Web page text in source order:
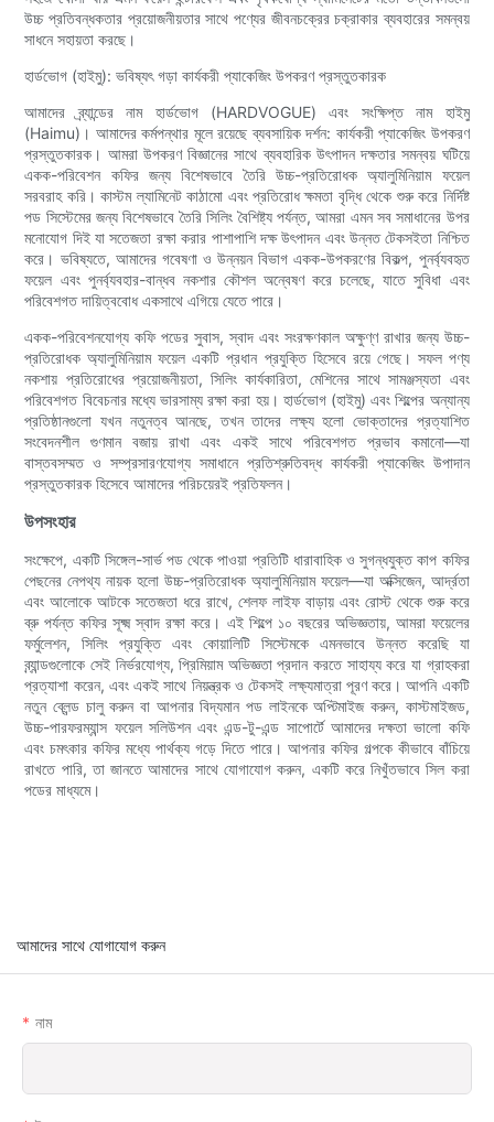
উচ্চ প্রতিবন্ধকতার প্রয়োজনীয়তার সাথে পণ্যের জীবনচক্রের চক্রাকার ব্যবহারের সমন্বয়
সাধনে সহায়তা করছে।
হার্ডভোগ (হাইমু): ভবিষ্যৎ গড়া কার্যকরী প্যাকেজিং উপকরণ প্রস্তুতকারক
আমাদের ব্র্যান্ডের নাম হার্ডভোগ (HARDVOGUE) এবং সংক্ষিপ্ত নাম হাইমু
(Haimu)। আমাদের কর্মপন্থার মূলে রয়েছে ব্যবসায়িক দর্শন: কার্যকরী প্যাকেজিং উপকরণ
প্রস্তুতকারক। আমরা উপকরণ বিজ্ঞানের সাথে ব্যবহারিক উৎপাদন দক্ষতার সমন্বয় ঘটিয়ে
একক-পরিবেশন কফির জন্য বিশেষভাবে তৈরি উচ্চ-প্রতিরোধক অ্যালুমিনিয়াম ফয়েল
সরবরাহ করি। কাস্টম ল্যামিনেট কাঠামো এবং প্রতিরোধ ক্ষমতা বৃদ্ধি থেকে শুরু করে নির্দিষ্ট
পড সিস্টেমের জন্য বিশেষভাবে তৈরি সিলিং বৈশিষ্ট্য পর্যন্ত, আমরা এমন সব সমাধানের উপর
মনোযোগ দিই যা সতেজতা রক্ষা করার পাশাপাশি দক্ষ উৎপাদন এবং উন্নত টেকসইতা নিশ্চিত
করে। ভবিষ্যতে, আমাদের গবেষণা ও উন্নয়ন বিভাগ একক-উপকরণের বিকল্প, পুনর্ব্যবহৃত
ফয়েল এবং পুনর্ব্যবহার-বান্ধব নকশার কৌশল অন্বেষণ করে চলেছে, যাতে সুবিধা এবং
পরিবেশগত দায়িত্ববোধ একসাথে এগিয়ে যেতে পারে।
একক-পরিবেশনযোগ্য কফি পডের সুবাস, স্বাদ এবং সংরক্ষণকাল অক্ষুণ্ণ রাখার জন্য উচ্চ-
প্রতিরোধক অ্যালুমিনিয়াম ফয়েল একটি প্রধান প্রযুক্তি হিসেবে রয়ে গেছে। সফল পণ্য
নকশায় প্রতিরোধের প্রয়োজনীয়তা, সিলিং কার্যকারিতা, মেশিনের সাথে সামঞ্জস্যতা এবং
পরিবেশগত বিবেচনার মধ্যে ভারসাম্য রক্ষা করা হয়। হার্ডভোগ (হাইমু) এবং শিল্পের অন্যান্য
প্রতিষ্ঠানগুলো যখন নতুনত্ব আনছে, তখন তাদের লক্ষ্য হলো ভোক্তাদের প্রত্যাশিত
সংবেদনশীল গুণমান বজায় রাখা এবং একই সাথে পরিবেশগত প্রভাব কমানো—যা
বাস্তবসম্মত ও সম্প্রসারণযোগ্য সমাধানে প্রতিশ্রুতিবদ্ধ কার্যকরী প্যাকেজিং উপাদান
প্রস্তুতকারক হিসেবে আমাদের পরিচয়েরই প্রতিফলন।
উপসংহার
সংক্ষেপে, একটি সিঙ্গেল-সার্ভ পড থেকে পাওয়া প্রতিটি ধারাবাহিক ও সুগন্ধযুক্ত কাপ কফির
পেছনের নেপথ্য নায়ক হলো উচ্চ-প্রতিরোধক অ্যালুমিনিয়াম ফয়েল—যা অক্সিজেন, আর্দ্রতা
এবং আলোকে আটকে সতেজতা ধরে রাখে, শেলফ লাইফ বাড়ায় এবং রোস্ট থেকে শুরু করে
ব্রু পর্যন্ত কফির সূক্ষ্ম স্বাদ রক্ষা করে। এই শিল্পে ১০ বছরের অভিজ্ঞতায়, আমরা ফয়েলের
ফর্মুলেশন, সিলিং প্রযুক্তি এবং কোয়ালিটি সিস্টেমকে এমনভাবে উন্নত করেছি যা
ব্র্যান্ডগুলোকে সেই নির্ভরযোগ্য, প্রিমিয়াম অভিজ্ঞতা প্রদান করতে সাহায্য করে যা গ্রাহকরা
প্রত্যাশা করেন, এবং একই সাথে নিয়ন্ত্রক ও টেকসই লক্ষ্যমাত্রা পূরণ করে। আপনি একটি
নতুন ব্লেন্ড চালু করুন বা আপনার বিদ্যমান পড লাইনকে অপ্টিমাইজ করুন, কাস্টমাইজড,
উচ্চ-পারফরম্যান্স ফয়েল সলিউশন এবং এন্ড-টু-এন্ড সাপোর্টে আমাদের দক্ষতা ভালো কফি
এবং চমৎকার কফির মধ্যে পার্থক্য গড়ে দিতে পারে। আপনার কফির গল্পকে কীভাবে বাঁচিয়ে
রাখতে পারি, তা জানতে আমাদের সাথে যোগাযোগ করুন, একটি করে নিখুঁতভাবে সিল করা
পডের মাধ্যমে।
আমাদের সাথে যোগাযোগ করুন
নাম